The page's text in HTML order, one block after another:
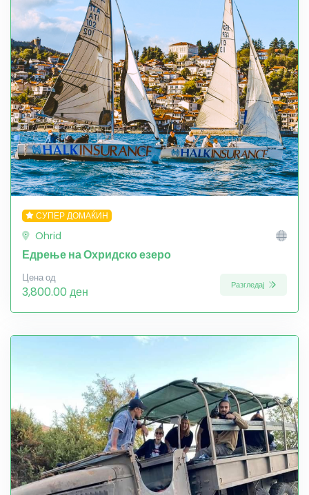
СУПЕР ДОМАЌИН
Ohrid
Едрење на Охридско езеро
Цена од
3,800.00 ден Разгледај